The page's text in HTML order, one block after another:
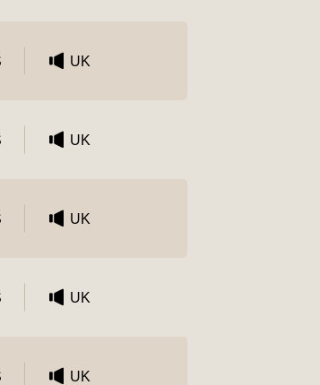
UK
UK
UK
UK
UK